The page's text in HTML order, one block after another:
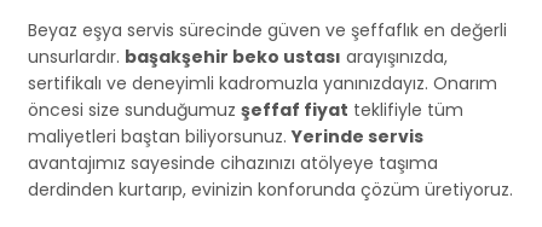
Beyaz eşya servis sürecinde güven ve şeffaflık en değerli
unsurlardır. başakşehir beko ustası arayışınızda,
sertifikalı ve deneyimli kadromuzla yanınızdayız. Onarım
öncesi size sunduğumuz şeffaf fiyat teklifiyle tüm
maliyetleri baştan biliyorsunuz.Yerinde servis
avantajımız sayesinde cihazınızı atölyeye taşıma
derdinden kurtarıp, evinizin konforunda çözüm üretiyoruz.